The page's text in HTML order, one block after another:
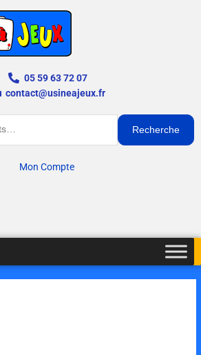
05 59 63 72 07
contact@usineajeux.fr
Recherche
Mon Compte